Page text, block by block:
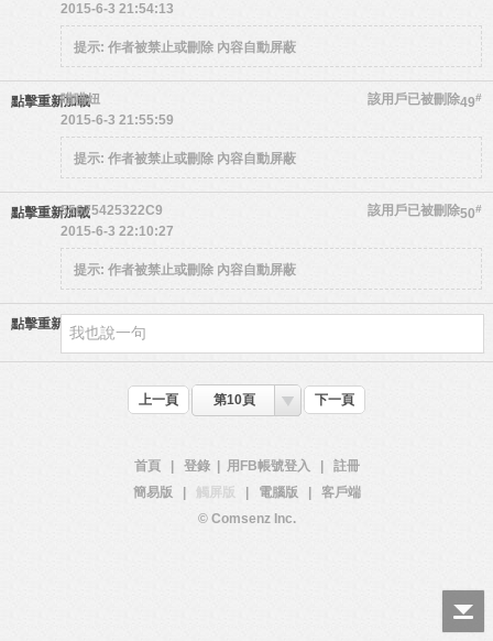
2015-6-3 21:54:13
提示: 作者被禁止或刪除 內容自動屏蔽
點擊重新加載 49#
喵喵妞
該用戶已被刪除
2015-6-3 21:55:59
提示: 作者被禁止或刪除 內容自動屏蔽
點擊重新加載 50#
55675425322C9
該用戶已被刪除
2015-6-3 22:10:27
提示: 作者被禁止或刪除 內容自動屏蔽
點擊重新加載
上一頁 第10頁 下一頁
首頁 登錄 用FB帳號登入
註冊
簡易版
觸屏版 電腦版
客戶端
© Comsenz Inc.